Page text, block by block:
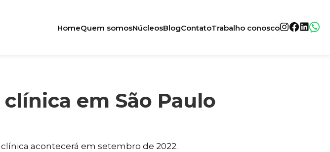
HomeQuem somosNúcleosBlogContatoTrabalho conosco
em São Paulo
acontecerá em setembro de 2022.